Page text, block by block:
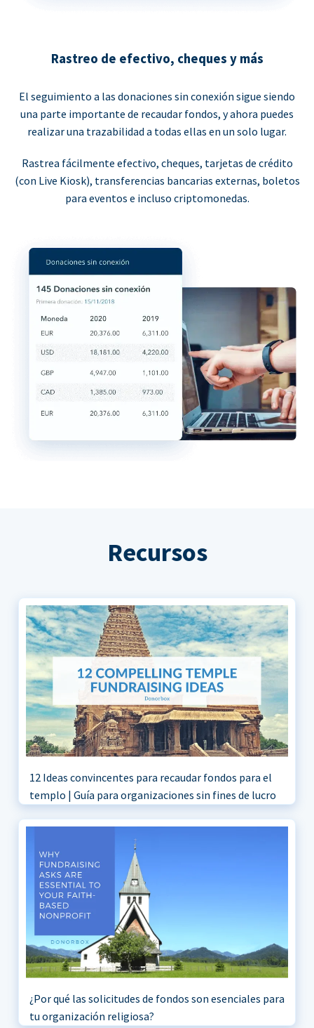
Rastreo de efectivo, cheques y más
El seguimiento a las donaciones sin conexión sigue siendo
una parte importante de recaudar fondos, y ahora puedes
realizar una trazabilidad a todas ellas en un solo lugar.
Rastrea fácilmente efectivo, cheques, tarjetas de crédito
(con Live Kiosk), transferencias bancarias externas, boletos
para eventos e incluso criptomonedas.
Recursos
12 Ideas convincentes para recaudar fondos para el
templo | Guía para organizaciones sin fines de lucro
¿Por qué las solicitudes de fondos son esenciales para
tu organización religiosa?